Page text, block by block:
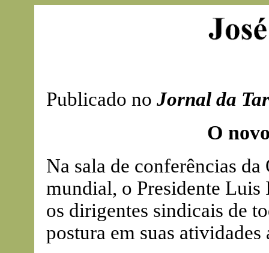
Publicado no Jornal da
O
Na sala de conferências
mundial, o Presidente
os dirigentes sindicais de
postura em suas atividades